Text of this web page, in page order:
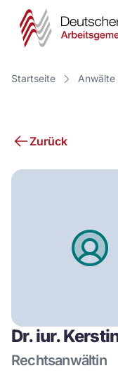
Startseite
Zurück
Dr. iur.
Rechtsanwältin